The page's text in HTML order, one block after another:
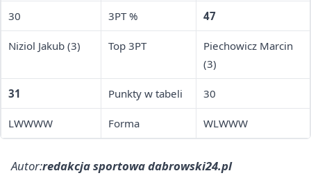
30 3PT % 47
Niziol Jakub (3) Top 3PT
Piechowicz Marcin
(3)
31 Punkty w tabeli 30
LWWWW Forma WLWWW
Autor:redakcja sportowa dabrowski24.pl